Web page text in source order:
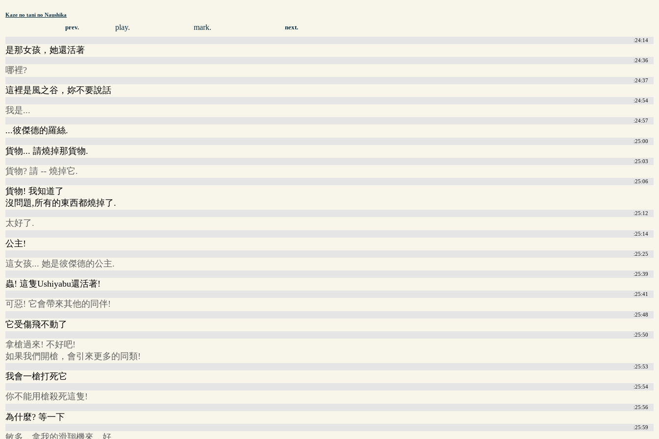
Kaze no tani no Naushika
prev. play. mark. next.
:24:14
是那女孩，她還活著
:24:36
哪裡?
:24:37
這裡是風之谷，妳不要說話
:24:54
我是...
:24:57
...彼傑德的羅絲.
:25:00
貨物... 請燒掉那貨物.
:25:03
貨物? 請 -- 燒掉它.
:25:06
貨物! 我知道了
沒問題,所有的東西都燒掉了.
:25:12
太好了.
:25:14
公主!
:25:25
這女孩... 她是彼傑德的公主.
:25:39
蟲! 這隻Ushiyabu還活著!
:25:41
可惡! 它會帶來其他的同伴!
:25:48
它受傷飛不動了
:25:50
拿槍過來! 不好吧!
如果我們開槍，會引來更多的同類!
:25:53
我會一槍打死它
:25:54
你不能用槍殺死這隻!
:25:56
為什麼? 等一下
:25:59
敏多，拿我的滑翔機來，好